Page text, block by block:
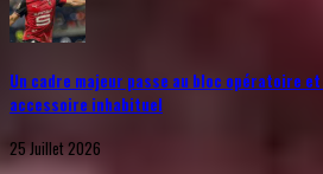
Un cadre majeur passe au bloc opératoire
accessoire inhabituel
25 Juillet 2026